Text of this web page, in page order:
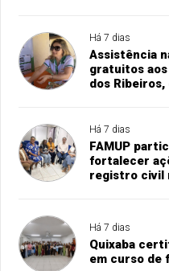
Há 7 dias
Assistência
gratuitos
dos
Há 7 dias
FAMUP
fortalecer
registro civil
Há 7 dias
Quixaba
em curso de